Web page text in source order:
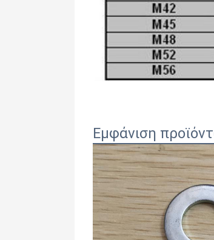
Εμφάνιση